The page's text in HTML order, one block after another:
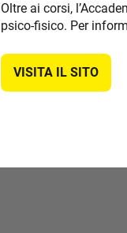
Oltre ai corsi,
psico-fisico. Per
VISITA IL SITO